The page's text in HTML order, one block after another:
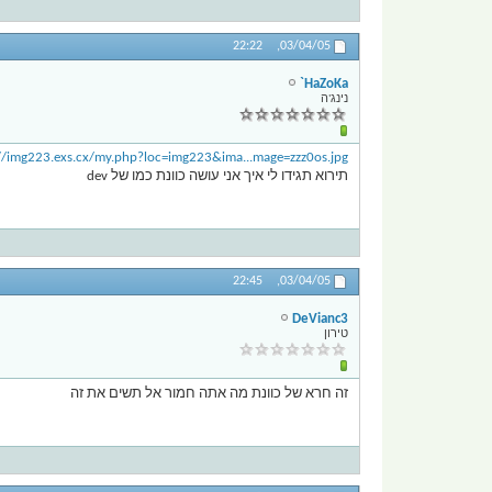
03/04/05,
22:22
HaZoKa`
נינג'ה
img223.exs.cx/my.php?loc=img223&ima...mage=zzz0os.jpg
תירוא תגידו לי איך אני עושה כוונת כמו של dev
03/04/05,
22:45
DeVianc3
טירון
זה חרא של כוונת מה אתה חמור אל תשים את זה